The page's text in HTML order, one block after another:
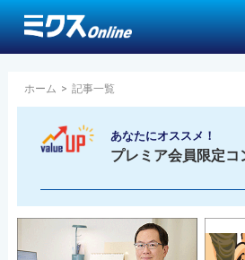
ホーム > 記事一覧
あなたにオススメ！
プレミア会員限定コ